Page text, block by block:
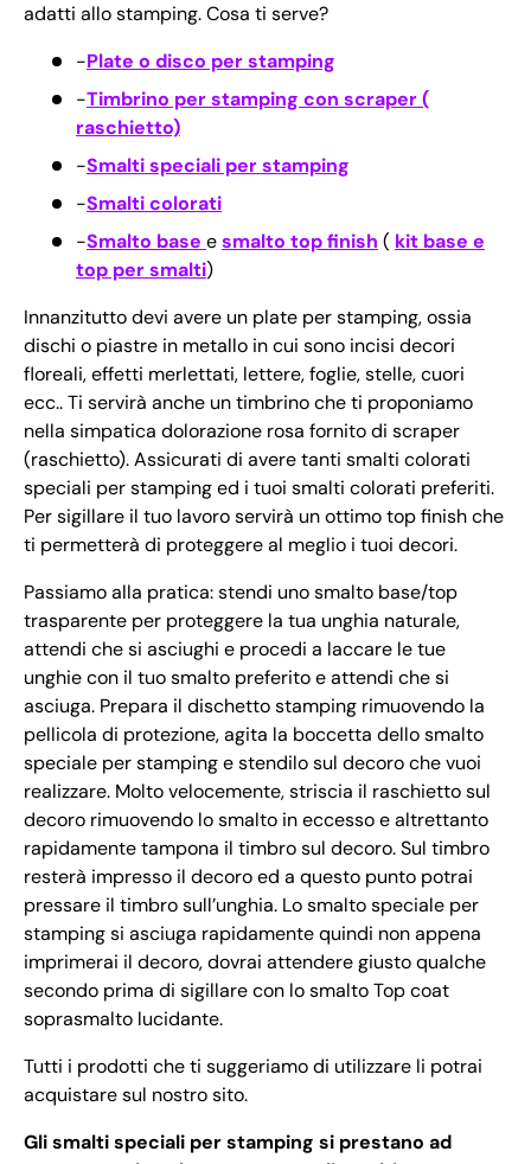
adatti allo stamping. Cosa ti serve?
-Plate o disco per stamping
-Timbrino per stamping con scraper (
raschietto)
-Smalti speciali per stamping
-Smalti colorati
-Smalto base esmalto top finish ( kit base e
top per smalti)
Innanzitutto devi avere un plate per stamping, ossia
dischi o piastre in metallo in cui sono incisi decori
floreali, effetti merlettati, lettere, foglie, stelle, cuori
ecc.. Ti servirà anche un timbrino che ti proponiamo
nella simpatica dolorazione rosa fornito di scraper
(raschietto). Assicurati di avere tanti smalti colorati
speciali per stamping ed i tuoi smalti colorati preferiti.
Per sigillare il tuo lavoro servirà un ottimo top finish che
ti permetterà di proteggere al meglio i tuoi decori.
Passiamo alla pratica: stendi uno smalto base/top
trasparente per proteggere la tua unghia naturale,
attendi che si asciughi e procedi a laccare le tue
unghie con il tuo smalto preferito e attendi che si
asciuga. Prepara il dischetto stamping rimuovendo la
pellicola di protezione, agita la boccetta dello smalto
speciale per stamping e stendilo sul decoro che vuoi
realizzare. Molto velocemente, striscia il raschietto sul
decoro rimuovendo lo smalto in eccesso e altrettanto
rapidamente tampona il timbro sul decoro. Sul timbro
resterà impresso il decoro ed a questo punto potrai
pressare il timbro sull’unghia. Lo smalto speciale per
stamping si asciuga rapidamente quindi non appena
imprimerai il decoro, dovrai attendere giusto qualche
secondo prima di sigillare con lo smalto Top coat
soprasmalto lucidante.
Tutti i prodotti che ti suggeriamo di utilizzare li potrai
acquistare sul nostro sito.
Gli smalti speciali per stamping si prestano ad